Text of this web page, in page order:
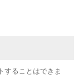
することはできま